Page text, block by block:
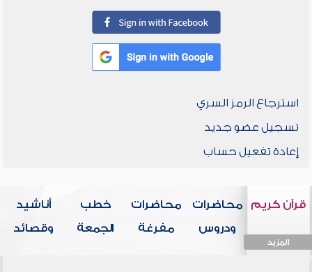
استرجاع الرمز السري
تسجيل عضو جديد
إعادة تفعيل حساب
قرآن كريم
المزيد
محاضرات
ودروس
محاضرات
مفرغة
خطب
الجمعة
أناشيد
وقصائد